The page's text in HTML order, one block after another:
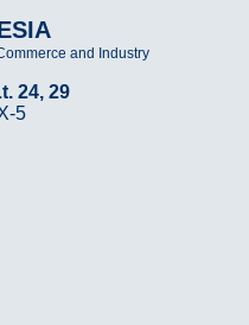
and Industry
24, 29
5